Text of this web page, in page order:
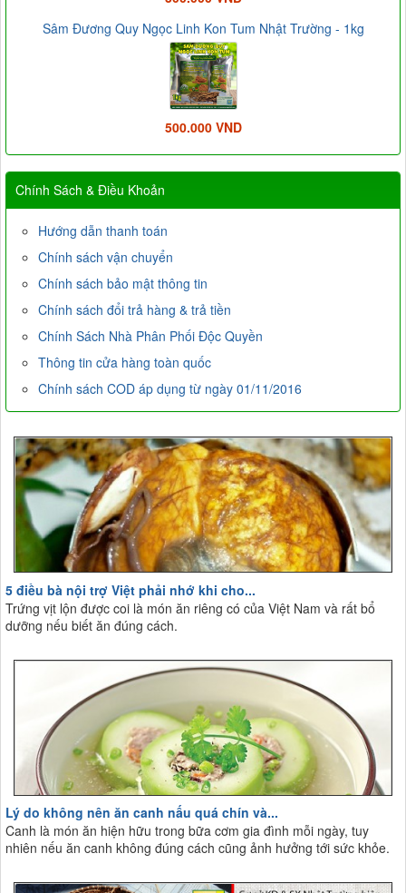
Sâm Đương Quy Ngọc Linh Kon Tum Nhật Trường - 1kg
500.000 VND
Chính Sách & Điều Khoản
Hướng dẫn thanh toán
Chính sách vận chuyển
Chính sách bảo mật thông tin
Chính sách đổi trả hàng & trả tiền
Chính Sách Nhà Phân Phối Độc Quyền
Thông tin cửa hàng toàn quốc
Chính sách COD áp dụng từ ngày 01/11/2016
5 điều bà nội trợ Việt phải nhớ khi cho...
Trứng vịt lộn được coi là món ăn riêng có của Việt Nam và rất bổ
dưỡng nếu biết ăn đúng cách.
Lý do không nên ăn canh nấu quá chín và...
Canh là món ăn hiện hữu trong bữa cơm gia đình mỗi ngày, tuy
nhiên nếu ăn canh không đúng cách cũng ảnh hưởng tới sức khỏe.